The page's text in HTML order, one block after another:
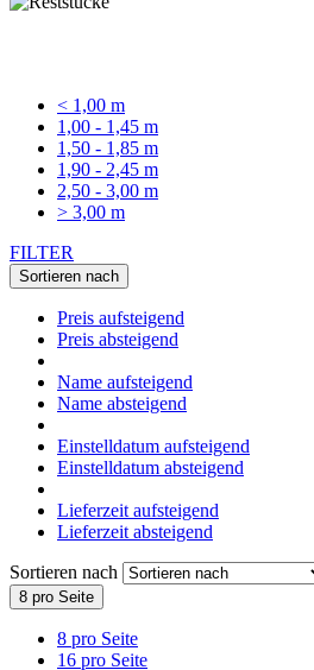
< 1,00 m
1,00 - 1,45 m
1,50 - 1,85 m
1,90 - 2,45 m
2,50 - 3,00 m
> 3,00 m
FILTER
Sortieren nach
Preis aufsteigend
Preis absteigend
Name aufsteigend
Name absteigend
Einstelldatum aufsteigend
Einstelldatum absteigend
Lieferzeit aufsteigend
Lieferzeit absteigend
Sortieren nach
8 pro Seite
8 pro Seite
16 pro Seite